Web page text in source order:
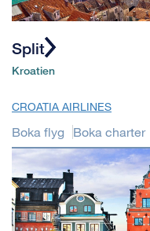
Split
Kroatien
CROATIA AIRLINES
Boka flyg Boka charter